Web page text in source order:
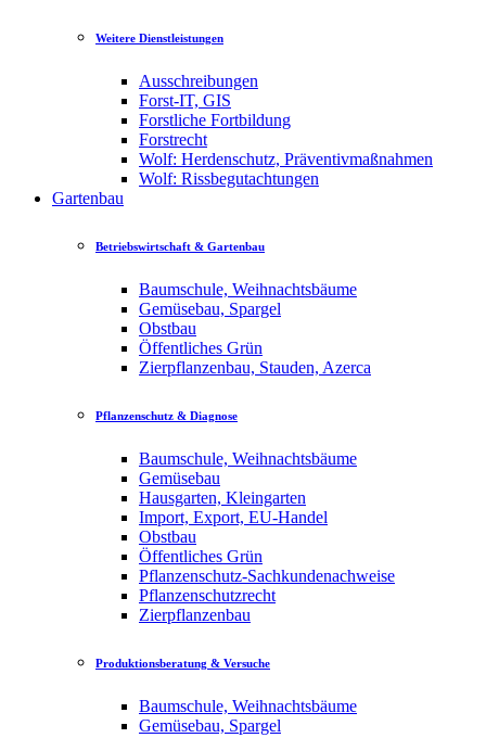
Weitere Dienstleistungen
Ausschreibungen
Forst-IT, GIS
Forstliche Fortbildung
Forstrecht
Wolf: Herdenschutz, Präventivmaßnahmen
Wolf: Rissbegutachtungen
Gartenbau
Betriebswirtschaft & Gartenbau
Baumschule, Weihnachtsbäume
Gemüsebau, Spargel
Obstbau
Öffentliches Grün
Zierpflanzenbau, Stauden, Azerca
Pflanzenschutz & Diagnose
Baumschule, Weihnachtsbäume
Gemüsebau
Hausgarten, Kleingarten
Import, Export, EU-Handel
Obstbau
Öffentliches Grün
Pflanzenschutz-Sachkundenachweise
Pflanzenschutzrecht
Zierpflanzenbau
Produktionsberatung & Versuche
Baumschule, Weihnachtsbäume
Gemüsebau, Spargel